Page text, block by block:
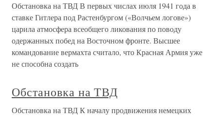
Обстановка на ТВД В первых числах июля 1941 года в
ставке Гитлера под Растенбургом («Волчьем логове»)
царила атмосфера всеобщего ликования по поводу
одержанных побед на Восточном фронте. Высшее
командование вермахта считало, что Красная Армия уже
не способна создать
Обстановка на ТВД
Обстановка на ТВД К началу продвижения немецких